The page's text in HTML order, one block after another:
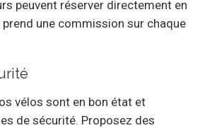
peuvent réserver directement en
une commission sur chaque
vélos sont en bon état et
de sécurité. Proposez des